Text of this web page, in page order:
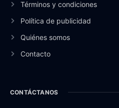
Términos y condiciones
Política de publicidad
Quiénes somos
Contacto
CONTÁCTANOS